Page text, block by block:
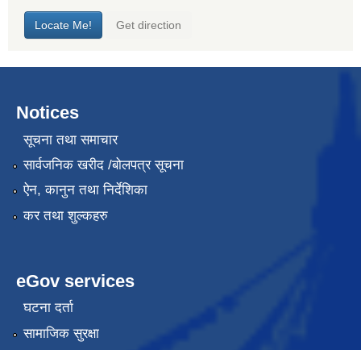
Notices
सूचना तथा समाचार
सार्वजनिक खरीद /बोलपत्र सूचना
ऐन, कानुन तथा निर्देशिका
कर तथा शुल्कहरु
eGov services
घटना दर्ता
सामाजिक सुरक्षा